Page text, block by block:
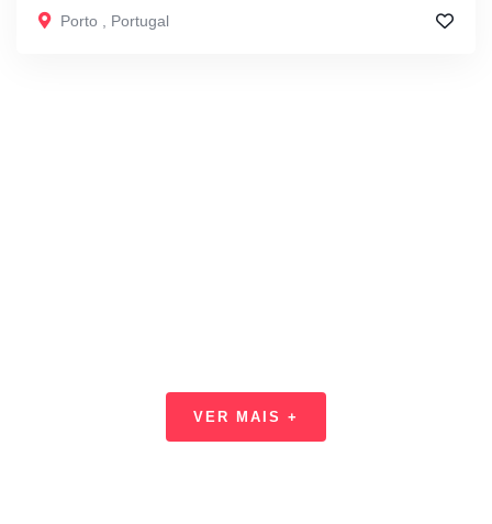
Porto , Portugal
VER MAIS +